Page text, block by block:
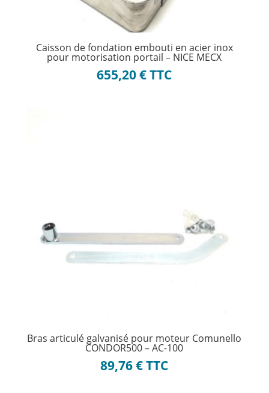
Caisson de fondation embouti en acier inox
pour motorisation portail – NICE MECX
655,20€TTC
Bras articulé galvanisé pour moteur Comunello
CONDOR500 – AC-100
89,76€TTC